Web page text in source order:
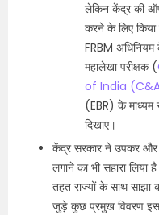
लेकिन केंद्र की
करने के लिए
FRBM
महालेखा परीक्षक (
of India
(EBR) के माध्यम
दिखाए।
केंद्र सरकार ने उपकर और
लगाने का भी सहारा लिया
तहत राज्यों के साथ साझा
जुड़े कुछ प्रमुख विवरण इस